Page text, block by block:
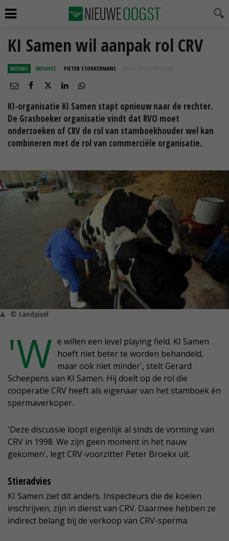
KI Samen wil aanpak rol CRV
NIEUWS MELKVEE PIETER STOKKERMANS 05 APR 2019 OM 08:00
KI-organisatie KI Samen stapt opnieuw naar de rechter.
De Grashoeker organisatie vindt dat RVO moet
onderzoeken of CRV de rol van stamboekhouder wel kan
combineren met de rol van commerciële organisatie.
© Landpixel
'W e willen een level playing field. KI Samen
hoeft niet beter te worden behandeld,
maar ook niet minder', stelt Gerard
Scheepens van KI Samen. Hij doelt op de rol die
coöperatie CRV heeft als eigenaar van het stamboek én
spermaverkoper.
'Deze discussie loopt eigenlijk al sinds de vorming van
CRV in 1998. We zijn geen moment in het nauw
gekomen', legt CRV-voorzitter Peter Broekx uit.
Stieradvies
KI Samen ziet dit anders. Inspecteurs die de koeien
inschrijven, zijn in dienst van CRV. Daarmee hebben ze
indirect belang bij de verkoop van CRV-sperma.